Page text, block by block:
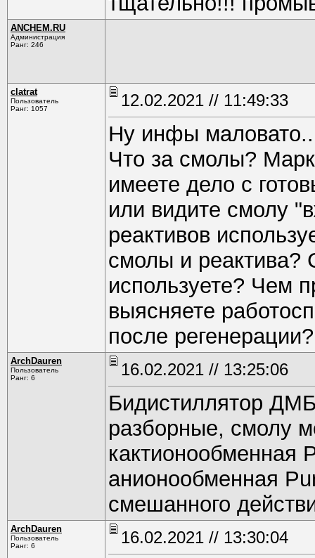
ANCHEM.RU
Администрация
Ранг: 246
clatrat
Пользователь
Ранг: 1057
12.02.2021 // 11:49:33
Ну инфы маловато..
Что за смолы?
имеете дело с
или видите смолу
реактивов
смолы и реактива?
используете? Чем
выясняете
после регенерации?
ArchDauren
Пользователь
Ранг: 6
16.02.2021 // 13:25:06
Бидистиллятор
разборные, смолу
кактионообменная
анионообменная
смешанного
ArchDauren
Пользователь
Ранг: 6
16.02.2021 // 13:30:04